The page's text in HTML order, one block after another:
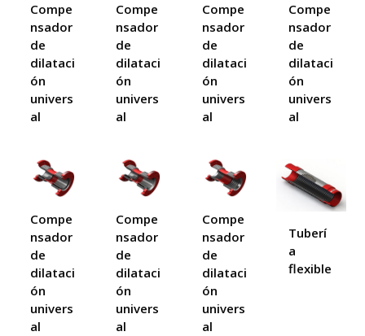
Compe
nsador
de
dilataci
ón
univers
al
Compe
nsador
de
dilataci
ón
univers
al
Compe
nsador
de
dilataci
ón
univers
al
Compe
nsador
de
dilataci
ón
univers
al
Compe
nsador
de
dilataci
ón
univers
al
Compe
nsador
de
dilataci
ón
univers
al
Compe
nsador
de
dilataci
ón
univers
al
Tuberí
a
flexible